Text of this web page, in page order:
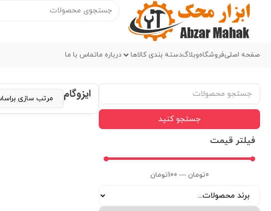
صفحه اصلیفروشگاهوبلاگدسته بندی کالاها درباره ماتماس با ما
جستجو کنید
فیلتر قیمت
0تومان —
100تومان
ایزوگام